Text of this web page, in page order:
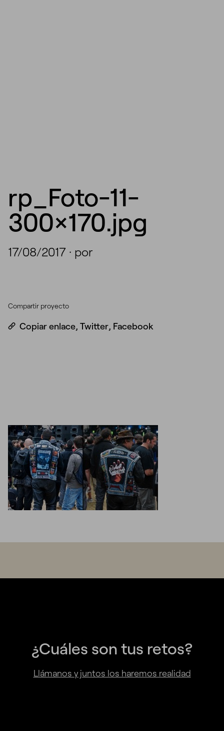
rp_Foto-11-
300×170.jpg
17/08/2017 · por
Compartir proyecto
Copiar enlace, Twitter, Facebook
¿Cuáles son tus retos?
Llámanos y juntos los haremos realidad